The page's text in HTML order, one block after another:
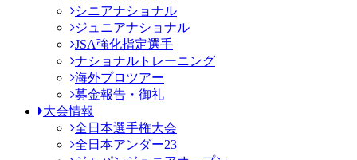
シニアナショナル
ジュニアナショナル
JSA強化指定選手
ナショナルトレーニング
海外プロツアー
募金報告・御礼
大会情報
全日本選手権大会
全日本アンダー23